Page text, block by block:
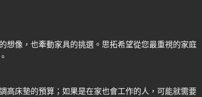
想像，也牽動家具的挑選。思拓希望從您最重視的家庭
高床墊的預算；如果是在家也會工作的人，可能就需要